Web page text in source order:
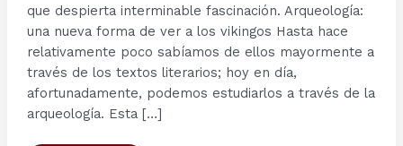
que despierta interminable fascinación. Arqueología:
una nueva forma de ver a los vikingos Hasta hace
relativamente poco sabíamos de ellos mayormente a
través de los textos literarios; hoy en día,
afortunadamente, podemos estudiarlos a través de la
arqueología. Esta […]